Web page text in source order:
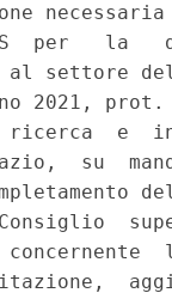
per   la
al settore
2021,
ricerca  e
su